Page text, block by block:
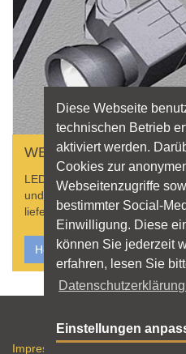
WER LIEFERT WAS?
LED? Betriebsgeräte? Hier
und Hersteller, die Leuchten,
liefern.
Hersteller finden
Impressum
Diese Webseite
technischen Betrieb
aktiviert werden.
Cookies zur
Webseitenzugriffe
bestimmter Social-
Einwilligung. Diese
können Sie jederzeit
erfahren, lesen Sie
Einstellungen